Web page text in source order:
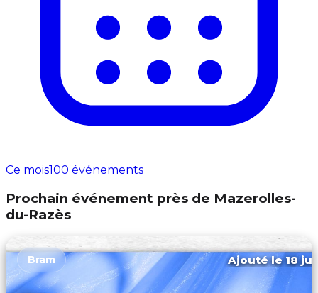
Ce mois100 événements
Prochain événement près de Mazerolles-
du-Razès
Bram Ajouté le 18